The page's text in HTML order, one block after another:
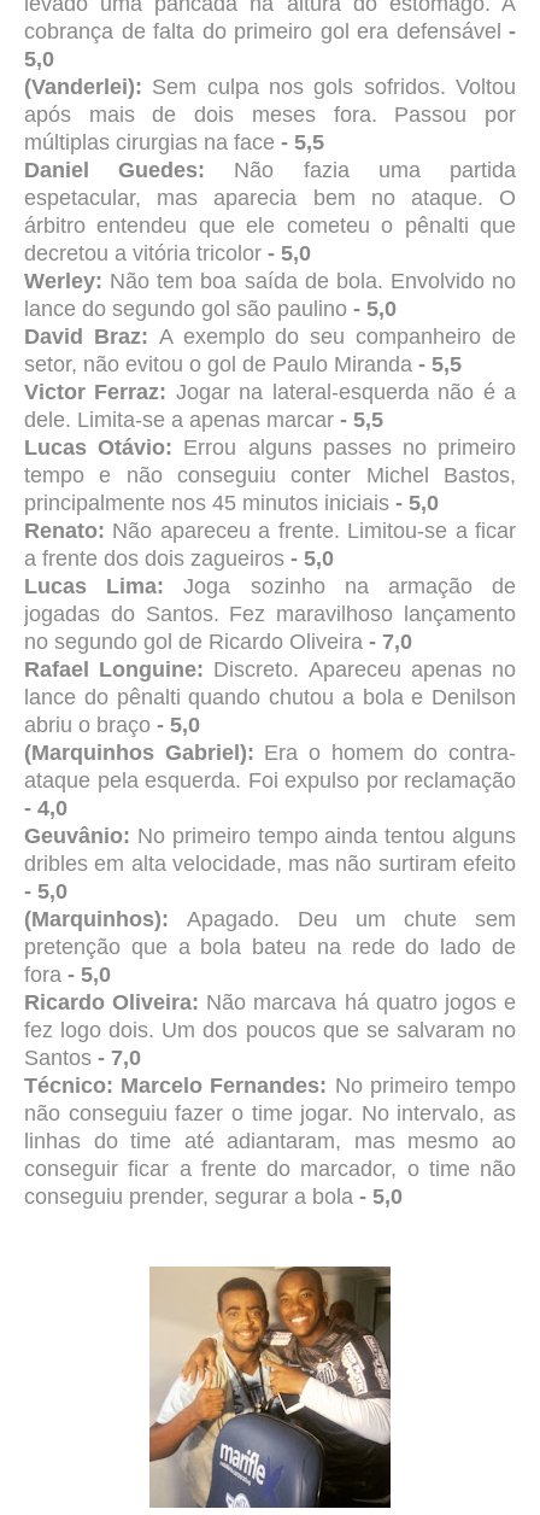
cobrança de falta do primeiro gol era defensável -
5,0
(Vanderlei): Sem culpa nos gols sofridos. Voltou
após mais de dois meses fora. Passou por
múltiplas cirurgias na face - 5,5
Daniel Guedes: Não fazia uma partida
espetacular, mas aparecia bem no ataque. O
árbitro entendeu que ele cometeu o pênalti que
decretou a vitória tricolor - 5,0
Werley: Não tem boa saída de bola. Envolvido no
lance do segundo gol são paulino - 5,0
David Braz: A exemplo do seu companheiro de
setor, não evitou o gol de Paulo Miranda - 5,5
Victor Ferraz: Jogar na lateral-esquerda não é a
dele. Limita-se a apenas marcar - 5,5
Lucas Otávio: Errou alguns passes no primeiro
tempo e não conseguiu conter Michel Bastos,
principalmente nos 45 minutos iniciais - 5,0
Renato: Não apareceu a frente. Limitou-se a ficar
a frente dos dois zagueiros - 5,0
Lucas Lima:Joga sozinho na armação de
jogadas do Santos. Fez maravilhoso lançamento
no segundo gol de Ricardo Oliveira - 7,0
Rafael Longuine: Discreto. Apareceu apenas no
lance do pênalti quando chutou a bola e Denilson
abriu o braço - 5,0
(Marquinhos Gabriel): Era o homem do contra-
ataque pela esquerda. Foi expulso por reclamação
- 4,0
Geuvânio: No primeiro tempo ainda tentou alguns
dribles em alta velocidade, mas não surtiram efeito
- 5,0
(Marquinhos): Apagado. Deu um chute sem
pretenção que a bola bateu na rede do lado de
fora - 5,0
Ricardo Oliveira: Não marcava há quatro jogos e
fez logo dois. Um dos poucos que se salvaram no
Santos - 7,0
Técnico: Marcelo Fernandes: No primeiro tempo
não conseguiu fazer o time jogar. No intervalo, as
linhas do time até adiantaram, mas mesmo ao
conseguir ficar a frente do marcador, o time não
conseguiu prender, segurar a bola - 5,0